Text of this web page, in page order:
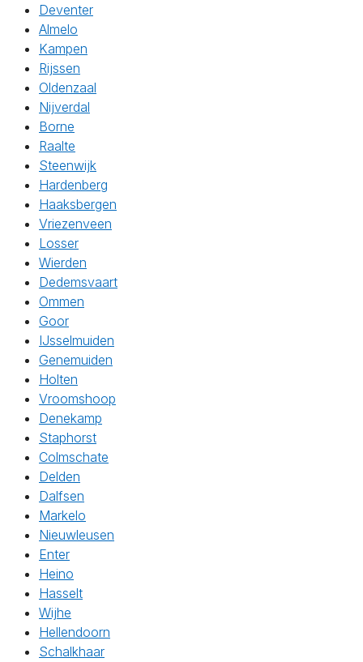
Deventer
Almelo
Kampen
Rijssen
Oldenzaal
Nijverdal
Borne
Raalte
Steenwijk
Hardenberg
Haaksbergen
Vriezenveen
Losser
Wierden
Dedemsvaart
Ommen
Goor
IJsselmuiden
Genemuiden
Holten
Vroomshoop
Denekamp
Staphorst
Colmschate
Delden
Dalfsen
Markelo
Nieuwleusen
Enter
Heino
Hasselt
Wijhe
Hellendoorn
Schalkhaar